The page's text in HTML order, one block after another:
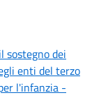
sostegno dei
enti del terzo
l'infanzia -